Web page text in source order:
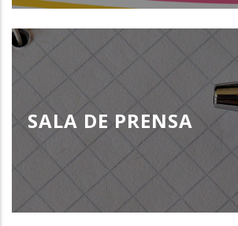
SALA DE PRENSA